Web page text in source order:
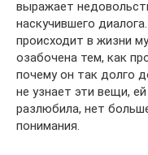
выражает
наскучившего
происходит в жизни
озабочена тем, как
почему он так долго
не узнает эти вещи,
разлюбила, нет
понимания.